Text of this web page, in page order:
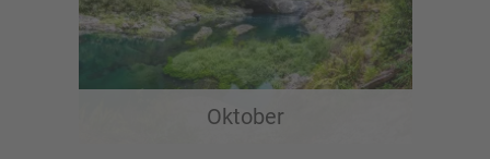
Oktober